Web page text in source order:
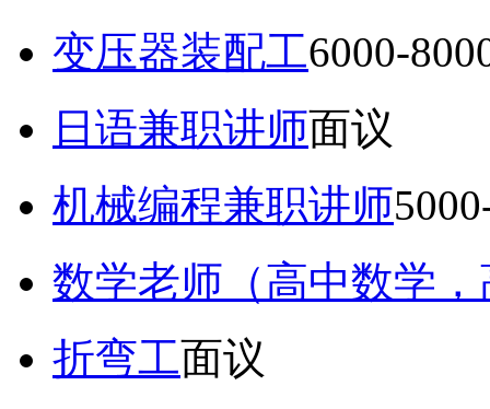
变压器装配工6000-
日语兼职讲师面议
机械编程兼职讲师
数学老师（高中数学
折弯工面议